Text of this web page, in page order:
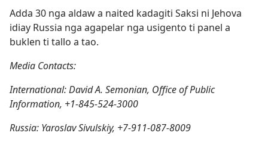
Adda 30 nga aldaw a naited kadagiti Saksi ni Jehova
idiay Russia nga agapelar nga usigento ti panel a
buklen ti tallo a tao.
Media Contacts:
International: David A. Semonian, Office of Public
Information, +1-845-524-3000
Russia: Yaroslav Sivulskiy, +7-911-087-8009